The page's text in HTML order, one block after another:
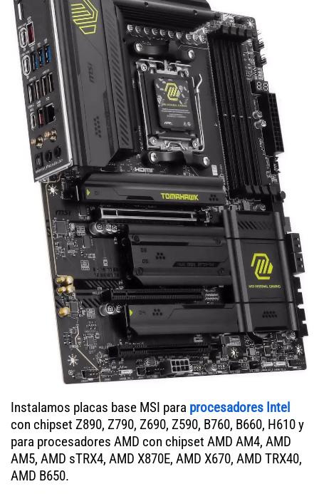
Instalamos placas base MSI para procesadores Intel
con chipset Z890, Z790, Z690, Z590, B760, B660, H610 y
para procesadores AMD con chipset AMD AM4, AMD
AM5, AMD sTRX4, AMD X870E, AMD X670, AMD TRX40,
AMD B650.